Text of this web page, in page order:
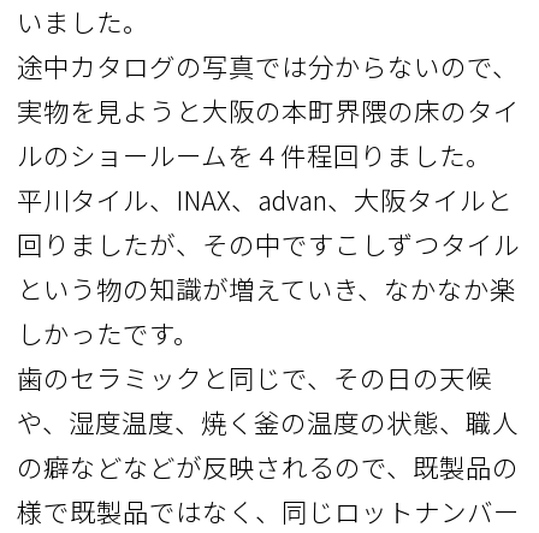
いました。
途中カタログの写真では分からないので、
実物を見ようと大阪の本町界隈の床のタイ
ルのショールームを４件程回りました。
平川タイル、INAX、advan、大阪タイルと
回りましたが、その中ですこしずつタイル
という物の知識が増えていき、なかなか楽
しかったです。
歯のセラミックと同じで、その日の天候
や、湿度温度、焼く釜の温度の状態、職人
の癖などなどが反映されるので、既製品の
様で既製品ではなく、同じロットナンバー